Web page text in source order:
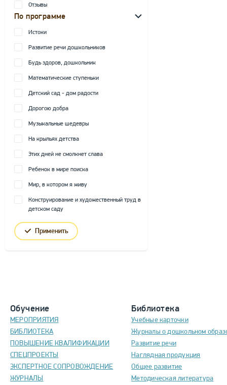
Отзывы
По программе
Истоки
Развитие речи дошкольников
Будь здоров, дошкольник
Математические ступеньки
Детский сад - дом радости
Дорогою добра
Музыкальные шедевры
На крыльях детства
Этих дней не смолкнет слава
Ребенок в мире поиска
Мир, в котором я живу
Конструирование и художественный труд в
детском саду
Применить
Обучение
МЕРОПРИЯТИЯ
БИБЛИОТЕКА
ПОВЫШЕНИЕ КВАЛИФИКАЦИИ
СПЕЦПРОЕКТЫ
ЭКСПЕРТНОЕ СОПРОВОЖДЕНИЕ
ЖУРНАЛЫ
Библиотека
Учебные карточки
Журналы о дошкольном
Развитие речи
Наглядная продукция
Общее развитие
Методическая литература